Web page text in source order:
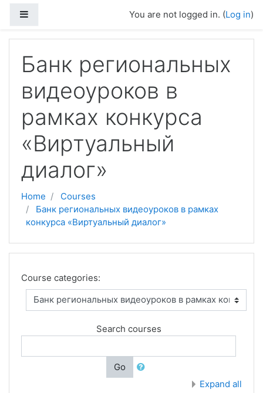
You are not logged in. (Log in)
Банк региональных
видеоуроков в
рамках конкурса
«Виртуальный
диалог»
Home
Courses
Банк региональных видеоуроков в рамках
конкурса «Виртуальный диалог»
Course categories:
Search courses
Go
Expand all